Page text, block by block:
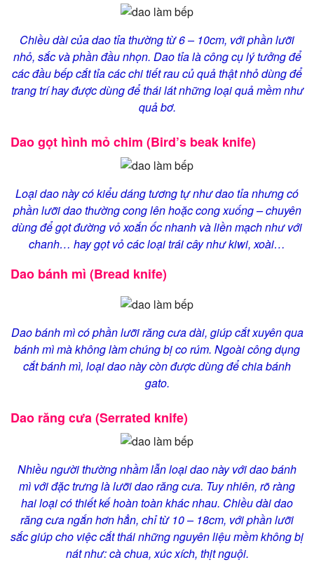
Chiều dài của dao tỉa thường từ 6 – 10cm, với phần lưỡi
nhỏ, sắc và phần đầu nhọn. Dao tỉa là công cụ lý tưởng để
các đầu bếp cắt tỉa các chi tiết rau củ quả thật nhỏ dùng để
trang trí hay được dùng để thái lát những loại quả mềm như
quả bơ.
Dao gọt hình mỏ chim (Bird’s beak knife)
Loại dao này có kiểu dáng tương tự như dao tỉa nhưng có
phần lưỡi dao thường cong lên hoặc cong xuống – chuyên
dùng để gọt đường vỏ xoắn ốc nhanh và liền mạch như với
chanh… hay gọt vỏ các loại trái cây như kiwi, xoài…
Dao bánh mì (Bread knife)
Dao bánh mì có phần lưỡi răng cưa dài, giúp cắt xuyên qua
bánh mì mà không làm chúng bị co rúm. Ngoài công dụng
cắt bánh mì, loại dao này còn được dùng để chia bánh
gato.
Dao răng cưa (Serrated knife)
Nhiều người thường nhầm lẫn loại dao này với dao bánh
mì với đặc trưng là lưỡi dao răng cưa. Tuy nhiên, rõ ràng
hai loại có thiết kế hoàn toàn khác nhau. Chiều dài dao
răng cưa ngắn hơn hẳn, chỉ từ 10 – 18cm, với phần lưỡi
sắc giúp cho việc cắt thái những nguyên liệu mềm không bị
nát như: cà chua, xúc xích, thịt nguội.